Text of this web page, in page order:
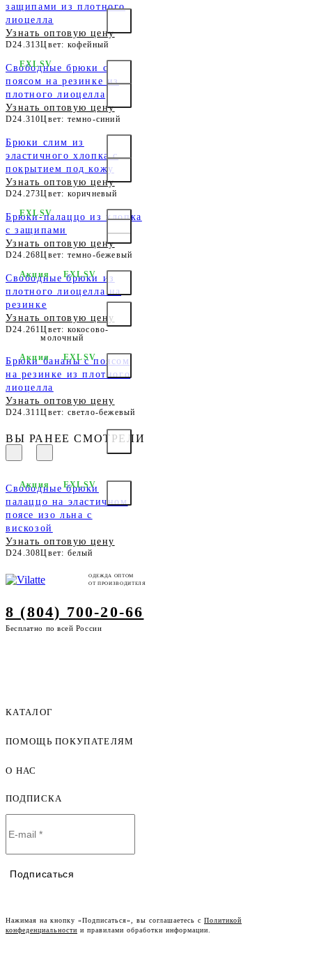
защипами из плотного
лиоцелла
Узнать оптовую цену
D24.313Цвет: кофейный
Свободные брюки с
поясом на резинке из
плотного лиоцелла
Узнать оптовую цену
D24.310Цвет: темно-синий
EXLSV
Брюки слим из
эластичного хлопка с
покрытием под кожу
Узнать оптовую цену
D24.273Цвет: коричневый
Брюки-палаццо из хлопка
с защипами
Узнать оптовую цену
D24.268Цвет: темно-бежевый
EXLSV
Свободные брюки из
плотного лиоцелла на
резинке
Узнать оптовую цену
D24.261Цвет: кокосово-
молочный
Акция EXLSV
Брюки бананы с поясом
на резинке из плотного
лиоцелла
Узнать оптовую цену
D24.311Цвет: светло-бежевый
Акция EXLSV
ВЫ РАНЕЕ СМОТРЕЛИ
Свободные брюки
палаццо на эластичном
поясе изо льна с
вискозой
Узнать оптовую цену
D24.308Цвет: белый
Акция EXLSV
ОДЕЖДА ОПТОМ
ОТ ПРОИЗВОДИТЕЛЯ
8 (804) 700-20-66
Бесплатно по всей России
КАТАЛОГ
Женская одежда оптом
Мужская одежда оптом
ПОМОЩЬ ПОКУПАТЕЛЯМ
Оплата и доставка
Договор-оферта
Условия сотрудничества
О НАС
Lookbook
Работа в компании
ПОДПИСКА
Подписаться
Нажимая на кнопку «Подписаться», вы соглашаетесь с Политикой
конфеденциальности и правилами обработки информации.